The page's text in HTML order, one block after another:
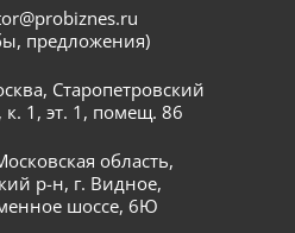
предложения)
Старопетровский
к. 1, эт. 1, помещ. 86
область,
р-н, г. Видное,
шоссе, 6Ю